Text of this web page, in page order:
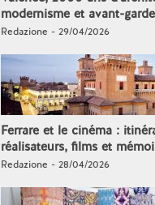
modernisme et avant-garde
Redazione - 29/04/2026
Ferrare et le cinéma :
réalisateurs, films et
Redazione - 28/04/2026